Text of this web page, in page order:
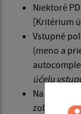
Niektoré
[Kritérium
Vstupné
(meno a
účelu
Na
zobrazení